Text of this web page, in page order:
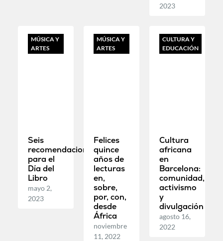
2023
MÚSICA Y
ARTES
Seis
recomendaciones
para el
Día del
Libro
mayo 2,
2023
MÚSICA Y
ARTES
Felices
quince
años de
lecturas
en,
sobre,
por, con,
desde
África
noviembre
11, 2022
CULTURA Y
EDUCACIÓN
Cultura
africana
en
Barcelona:
comunidad,
activismo
y
divulgación
agosto 16,
2022